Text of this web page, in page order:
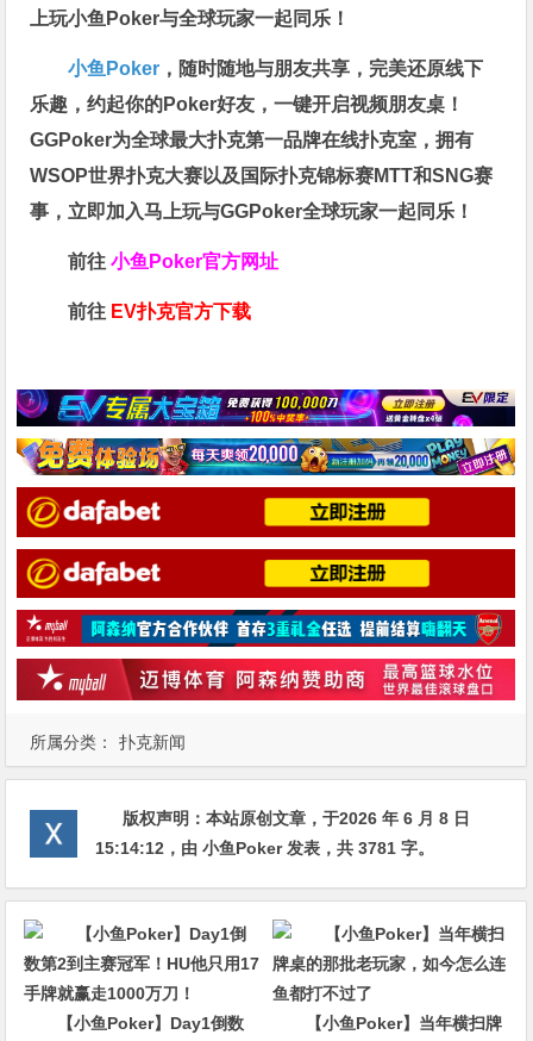
所属分类： 扑克新闻
上玩小鱼Poker与全球玩家一起同乐！
小鱼Poker ，随时随地与朋友共享，完美还原线下
乐趣，约起你的Poker好友，一键开启视频朋友桌！
GGPoker为全球最大扑克第一品牌在线扑克室，拥有
WSOP世界扑克大赛以及国际扑克锦标赛MTT和SNG赛
事，立即加入马上玩与GGPoker全球玩家一起同乐！
前往小鱼Poker官方网址
前往 EV扑克官方下载
版权声明：本站原创文章，于2026 年 6 月 8 日
15:14:12 ，由小鱼Poker发表，共 3781 字。
【小鱼Poker】Day1倒数
【小鱼Poker】当年横扫牌